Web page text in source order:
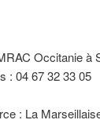
Occitanie à
: 04 67 32 33 05
: La